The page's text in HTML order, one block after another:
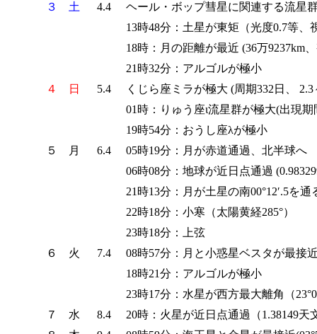
３
土 4.4
ヘール・ボップ彗星に関連する流星
13時48分：土星が東矩（光度0.7等、
18時：月の距離が最近 (36万9237km、
21時32分：アルゴルが極小
４
日 5.4
くじら座ミラが極大 (周期332日、 2.3
01時：りゅう座ι流星群が極大(出現
19時54分：おうし座λが極小
５
月 6.4
05時19分：月が赤道通過、北半球へ
06時08分：地球が近日点通過
21時13分：月が土星の南00°12′.5を
22時18分：小寒（太陽黄経285°）
23時18分：上弦
６
火 7.4
08時57分：月と小惑星ベスタが最接近
18時21分：アルゴルが極小
23時17分：水星が西方最大離角（
７
水 8.4
20時：火星が近日点通過（1.38149天